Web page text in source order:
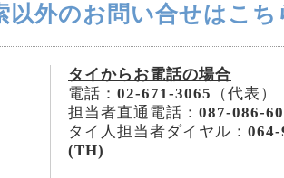
以外のお問い合せはこち
タイからお電話の場合
電話： 02-671-3065 （代表）
担当者直通電話： 087-086-
タイ人担当者ダイヤル：
(TH)